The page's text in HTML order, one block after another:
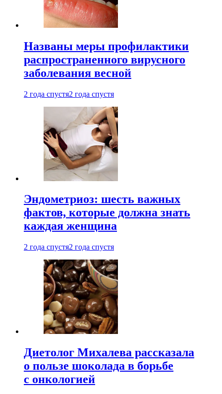
Названы меры профилактики
распространенного вирусного
заболевания весной
2 года спустя2 года спустя
Эндометриоз: шесть важных
фактов, которые должна знать
каждая женщина
2 года спустя2 года спустя
Диетолог Михалева рассказала
о пользе шоколада в борьбе
с онкологией